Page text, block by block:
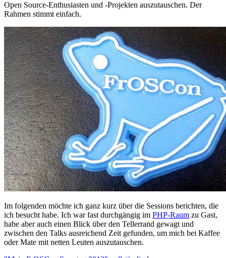
Open Source-Enthusiasten und -Projekten auszutauschen. Der
Rahmen stimmt einfach.
Im folgenden möchte ich ganz kurz über die Sessions berichten, die
ich besucht habe. Ich war fast durchgängig im PHP-Raum zu Gast,
habe aber auch einen Blick über den Tellerrand gewagt und
zwischen den Talks ausreichend Zeit gefunden, um mich bei Kaffee
oder Mate mit netten Leuten auszutauschen.